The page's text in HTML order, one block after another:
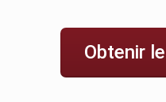
Obtenir